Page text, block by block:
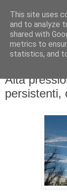
Alta
persistenti,
This site uses
and to analyze
shared with
metrics to
statistics, and